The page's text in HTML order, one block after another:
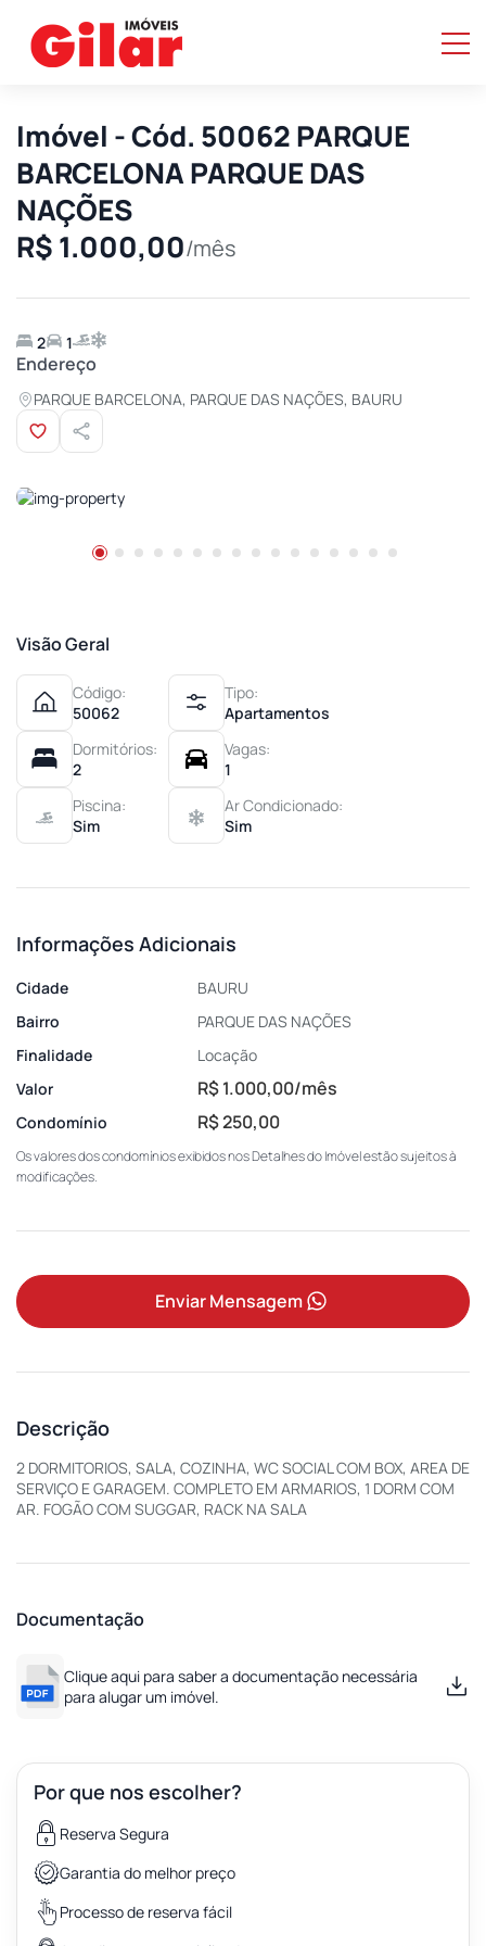
Imóvel - Cód. 50062 PARQUE
BARCELONA PARQUE DAS
NAÇÕES
R$ 1.000,00/mês
2 1
Endereço
PARQUE BARCELONA, PARQUE DAS NAÇÕES, BAURU
Visão Geral
Código:
50062
Tipo:
Apartamentos
Dormitórios:
2
Vagas:
1
Piscina:
Sim
Ar Condicionado:
Sim
Informações Adicionais
Cidade
BAURU
Bairro
PARQUE DAS NAÇÕES
Finalidade
Locação
Valor
R$ 1.000,00/mês
Condomínio R$ 250,00
Os valores dos condomínios exibidos nos Detalhes do Imóvel estão sujeitos à
modificações.
Enviar Mensagem
Descrição
2 DORMITORIOS, SALA, COZINHA, WC SOCIAL COM BOX, AREA DE
SERVIÇO E GARAGEM. COMPLETO EM ARMARIOS, 1 DORM COM
AR. FOGÃO COM SUGGAR, RACK NA SALA
Documentação
Clique aqui para saber a documentação necessária
para alugar um imóvel.
Por que nos escolher?
Reserva Segura
Garantia do melhor preço
Processo de reserva fácil